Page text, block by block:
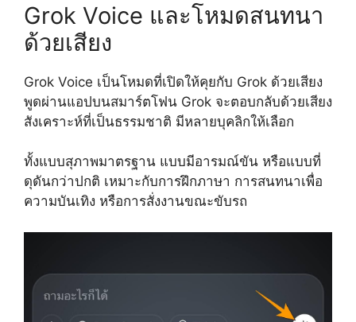
Grok Voice และโหมดสนทนา
ด้วยเสียง
Grok Voice เป็นโหมดที่เปิดให้คุยกับ Grok ด้วยเสียง
พูดผ่านแอปบนสมาร์ตโฟน Grok จะตอบกลับด้วยเสียง
สังเคราะห์ที่เป็นธรรมชาติ มีหลายบุคลิกให้เลือก
ทั้งแบบสุภาพมาตรฐาน แบบมีอารมณ์ขัน หรือแบบที่
ดุดันกว่าปกติ เหมาะกับการฝึกภาษา การสนทนาเพื่อ
ความบันเทิง หรือการสั่งงานขณะขับรถ